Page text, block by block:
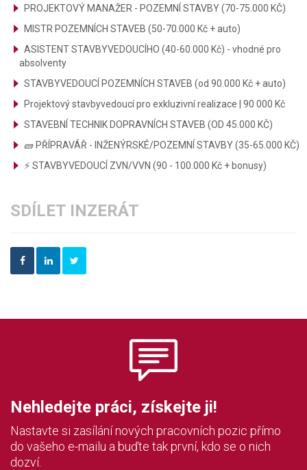
PROJEKTOVÝ MANAŽER - POZEMNÍ STAVBY (70-75.000 KČ)
MISTR POZEMNÍCH STAVEB (50-70.000 Kč + auto)
ASISTENT STAVBYVEDOUCÍHO (40-60.000 Kč) - vhodné pro
absolventy
STAVBYVEDOUCÍ POZEMNÍCH STAVEB (od 90.000 Kč + auto)
Projektový stavbyvedoucí pro exkluzivní realizace | 90 000 Kč
STAVEBNÍ TECHNIK DOPRAVNÍCH STAVEB (OD 45.000 KČ)
🧱 PŘÍPRAVÁŘ - INŽENÝRSKÉ/POZEMNÍ STAVBY (35-65.000 KČ)
⚡ STAVBYVEDOUCÍ ZVN/VVN (90 - 100.000 Kč + bonusy)
SDÍLET INZERÁT
Nehledejte práci, získejte ji!
Nastavte si zasílání nových pracovních pozic přímo
do vašeho e-mailu a buďte tak první, kdo se o nich
dozví.